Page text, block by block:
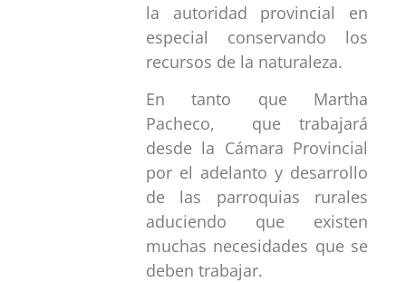
la autoridad provincial en
especial conservando los
recursos de la naturaleza.
En tanto que Martha
Pacheco, que trabajará
desde la Cámara Provincial
por el adelanto y desarrollo
de las parroquias rurales
aduciendo que existen
muchas necesidades que se
deben trabajar.